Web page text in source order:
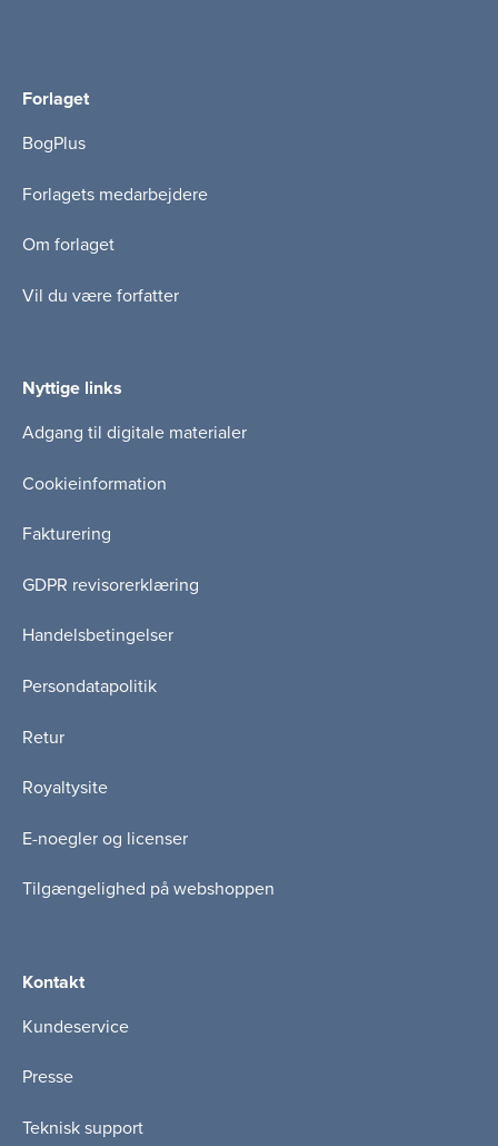
Forlaget
BogPlus
Forlagets medarbejdere
Om forlaget
Vil du være forfatter
Nyttige links
Adgang til digitale materialer
Cookieinformation
Fakturering
GDPR revisorerklæring
Handelsbetingelser
Persondatapolitik
Retur
Royaltysite
E-noegler og licenser
Tilgængelighed på webshoppen
Kontakt
Kundeservice
Presse
Teknisk support